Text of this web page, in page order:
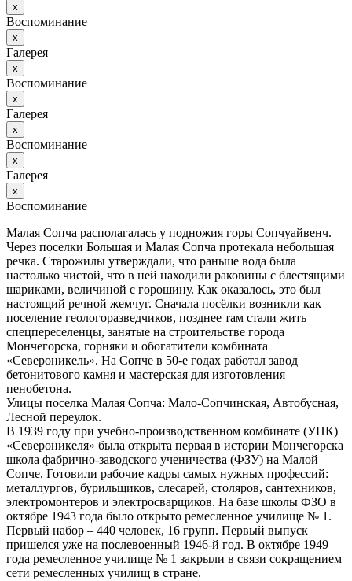
х
Воспоминание
х
Галерея
х
Воспоминание
х
Галерея
х
Воспоминание
х
Галерея
х
Воспоминание
Малая Сопча располагалась у подножия горы Сопчуайвенч.
Через поселки Большая и Малая Сопча протекала небольшая
речка. Старожилы утверждали, что раньше вода была
настолько чистой, что в ней находили раковины с блестящими
шариками, величиной с горошину. Как оказалось, это был
настоящий речной жемчуг. Сначала посёлки возникли как
поселение геологоразведчиков, позднее там стали жить
спецпереселенцы, занятые на строительстве города
Мончегорска, горняки и обогатители комбината
«Североникель». На Сопче в 50-е годах работал завод
бетонитового камня и мастерская для изготовления
пенобетона.
Улицы поселка Малая Сопча: Мало-Сопчинская, Автобусная,
Лесной переулок.
В 1939 году при учебно-производственном комбинате (УПК)
«Североникеля» была открыта первая в истории Мончегорска
школа фабрично-заводского ученичества (ФЗУ) на Малой
Сопче, Готовили рабочие кадры самых нужных профессий:
металлургов, бурильщиков, слесарей, столяров, сантехников,
электромонтеров и электросварщиков. На базе школы ФЗО в
октябре 1943 года было открыто ремесленное училище № 1.
Первый набор – 440 человек, 16 групп. Первый выпуск
пришелся уже на послевоенный 1946-й год. В октябре 1949
года ремесленное училище № 1 закрыли в связи сокращением
сети ремесленных училищ в стране.